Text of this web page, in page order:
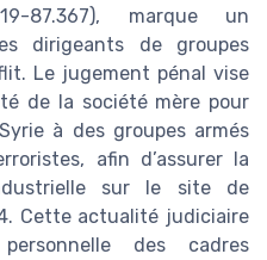
87.367), marque un
dirigeants de groupes
Le jugement pénal vise
de la société mère pour
à des groupes armés
afin d’assurer la
sur le site de
Cette actualité judiciaire
des cadres